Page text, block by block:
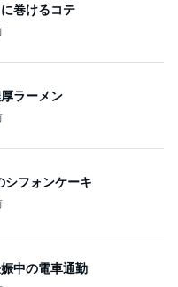
巻けるコテ
ラーメン
シフォンケーキ
中の電車通勤